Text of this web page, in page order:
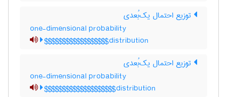
توزیع احتمال یک‌بُعدی
one-dimensional probability
distribution$$$$$$$$$$$$$$$$$$
توزیع احتمال یک‌بُعدی
one-dimensional probability
distribution$$$$$$$$$$$$$$$$$$$$